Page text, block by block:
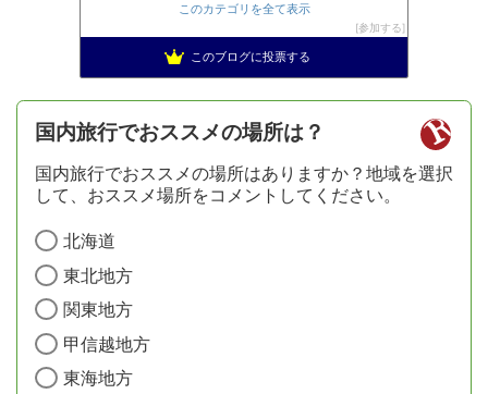
このカテゴリを全て表示
参加する
このブログに投票する